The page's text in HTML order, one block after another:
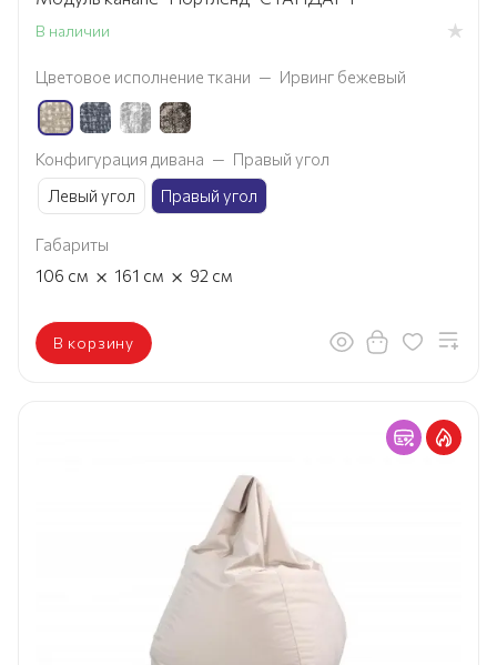
В наличии
Цветовое исполнение ткани — Ирвинг бежевый
Конфигурация дивана — Правый угол
Левый угол
Правый угол
Габариты
106 см × 161 см × 92 см
В корзину